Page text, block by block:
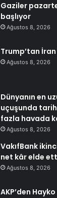
Gaziler
başlıyor
Ağustos 8, 2026
Trump’tan İran
Ağustos 8, 2026
Dünyanın en
uçuşunda
fazla havada
Ağustos 8, 2026
VakıfBank
net kâr elde
Ağustos 8, 2026
AKP’den